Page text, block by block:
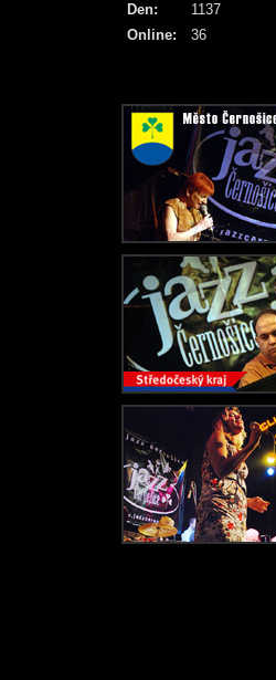
Online: 36
Den:
1137